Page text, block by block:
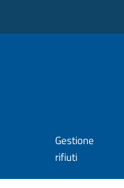
Gestione
rifiuti